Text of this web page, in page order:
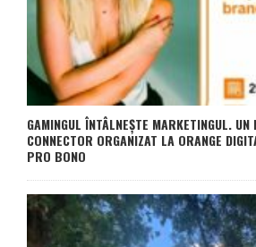
GAMINGUL ÎNTÂLNEȘTE MARKETINGUL. UN
CONNECTOR ORGANIZAT LA ORANGE
PRO BONO